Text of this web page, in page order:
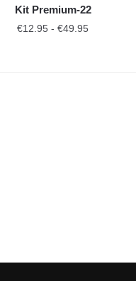
Kit Premium-22
€12.95 - €49.95